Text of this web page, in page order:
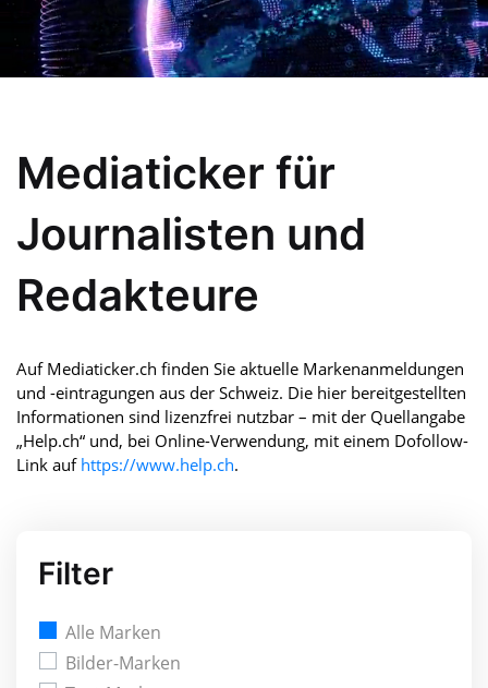
Mediaticker für
Journalisten und
Redakteure
Auf Mediaticker.ch finden Sie aktuelle Markenanmeldungen
und -eintragungen aus der Schweiz. Die hier bereitgestellten
Informationen sind lizenzfrei nutzbar – mit der Quellangabe
„Help.ch“ und, bei Online-Verwendung, mit einem Dofollow-
Link auf https://www.help.ch.
Filter
Alle Marken
Bilder-Marken